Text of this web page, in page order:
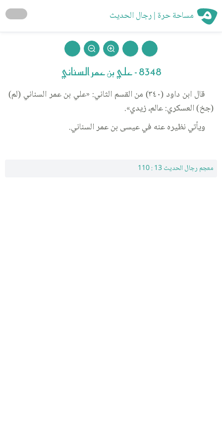
مساحة حرة | رجال الحديث
8348 - علي بن عمر السناني
قال ابن داود (٣٤٠) من القسم الثاني: «علي بن عمر السناني (لم)
(جخ) العسكري: عالم، زيدي».
ويأتي نظيره عنه في عيسى بن عمر السناني.
معجم رجال الحديث 13 : 110